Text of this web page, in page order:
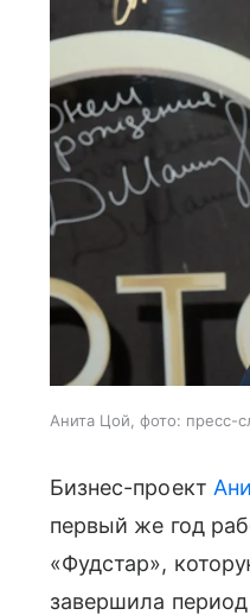
Анита Цой, фото: пресс-
Бизнес-проект
первый же год
«Фудстар»,
завершила